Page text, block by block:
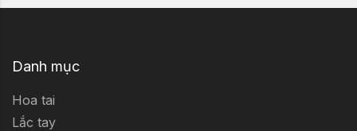
Danh mục
Hoa tai
Lắc tay